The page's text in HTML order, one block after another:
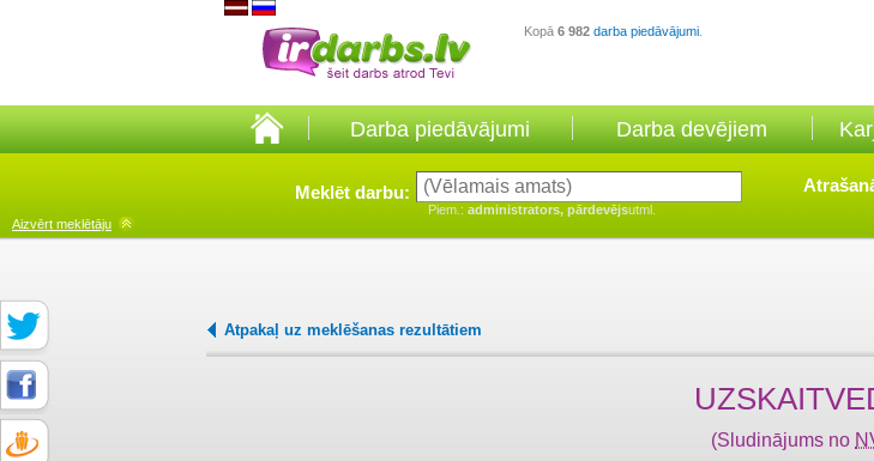
Kopā 6 982 darba piedāvājumi
Darba piedāvājumi Darba devējiem
Meklēt darbu:
Piem.: administrators, pārdevējsutml.
Aizvērt meklētāju
Atpakaļ uz meklēšanas rezultātiem
(Sludinājums no